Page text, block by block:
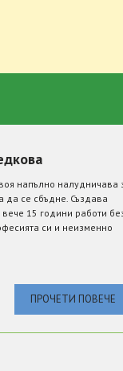
напълно налудничава
да се сбъдне. Създава
вече 15 години работи
си и неизменно
ПРОЧЕТИ ПОВЕЧЕ